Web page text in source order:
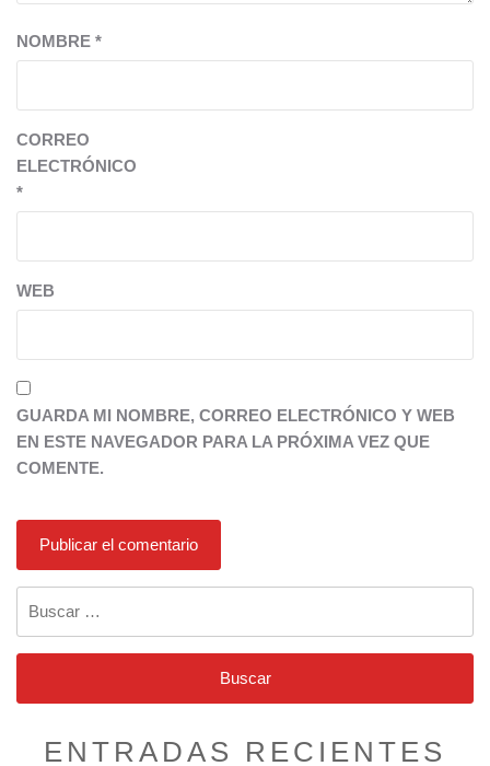
NOMBRE *
CORREO
ELECTRÓNICO
*
WEB
GUARDA MI NOMBRE, CORREO ELECTRÓNICO Y WEB
EN ESTE NAVEGADOR PARA LA PRÓXIMA VEZ QUE
COMENTE.
ENTRADAS RECIENTES